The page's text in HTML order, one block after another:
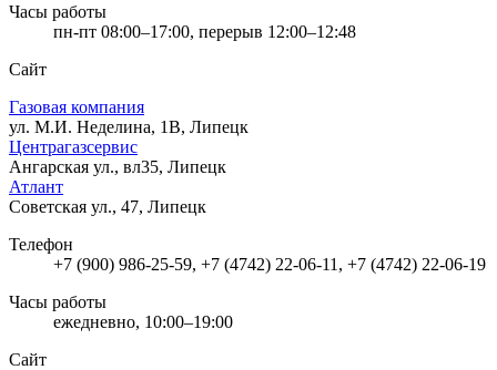
Часы работы
пн-пт 08:00–17:00, перерыв 12:00–12:48
Сайт
Газовая компания
ул. М.И. Неделина, 1В, Липецк
Центрагазсервис
Ангарская ул., вл35, Липецк
Атлант
Советская ул., 47, Липецк
Телефон
+7 (900) 986-25-59, +7 (4742) 22-06-11, +7 (4742) 22-06-19
Часы работы
ежедневно, 10:00–19:00
Сайт